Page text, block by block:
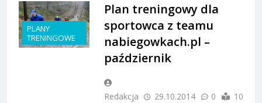
PLANY
TRENINGOWE
Plan treningowy dla
sportowca z teamu
nabiegowkach.pl –
październik
Redakcja 29.10.2014 0
10